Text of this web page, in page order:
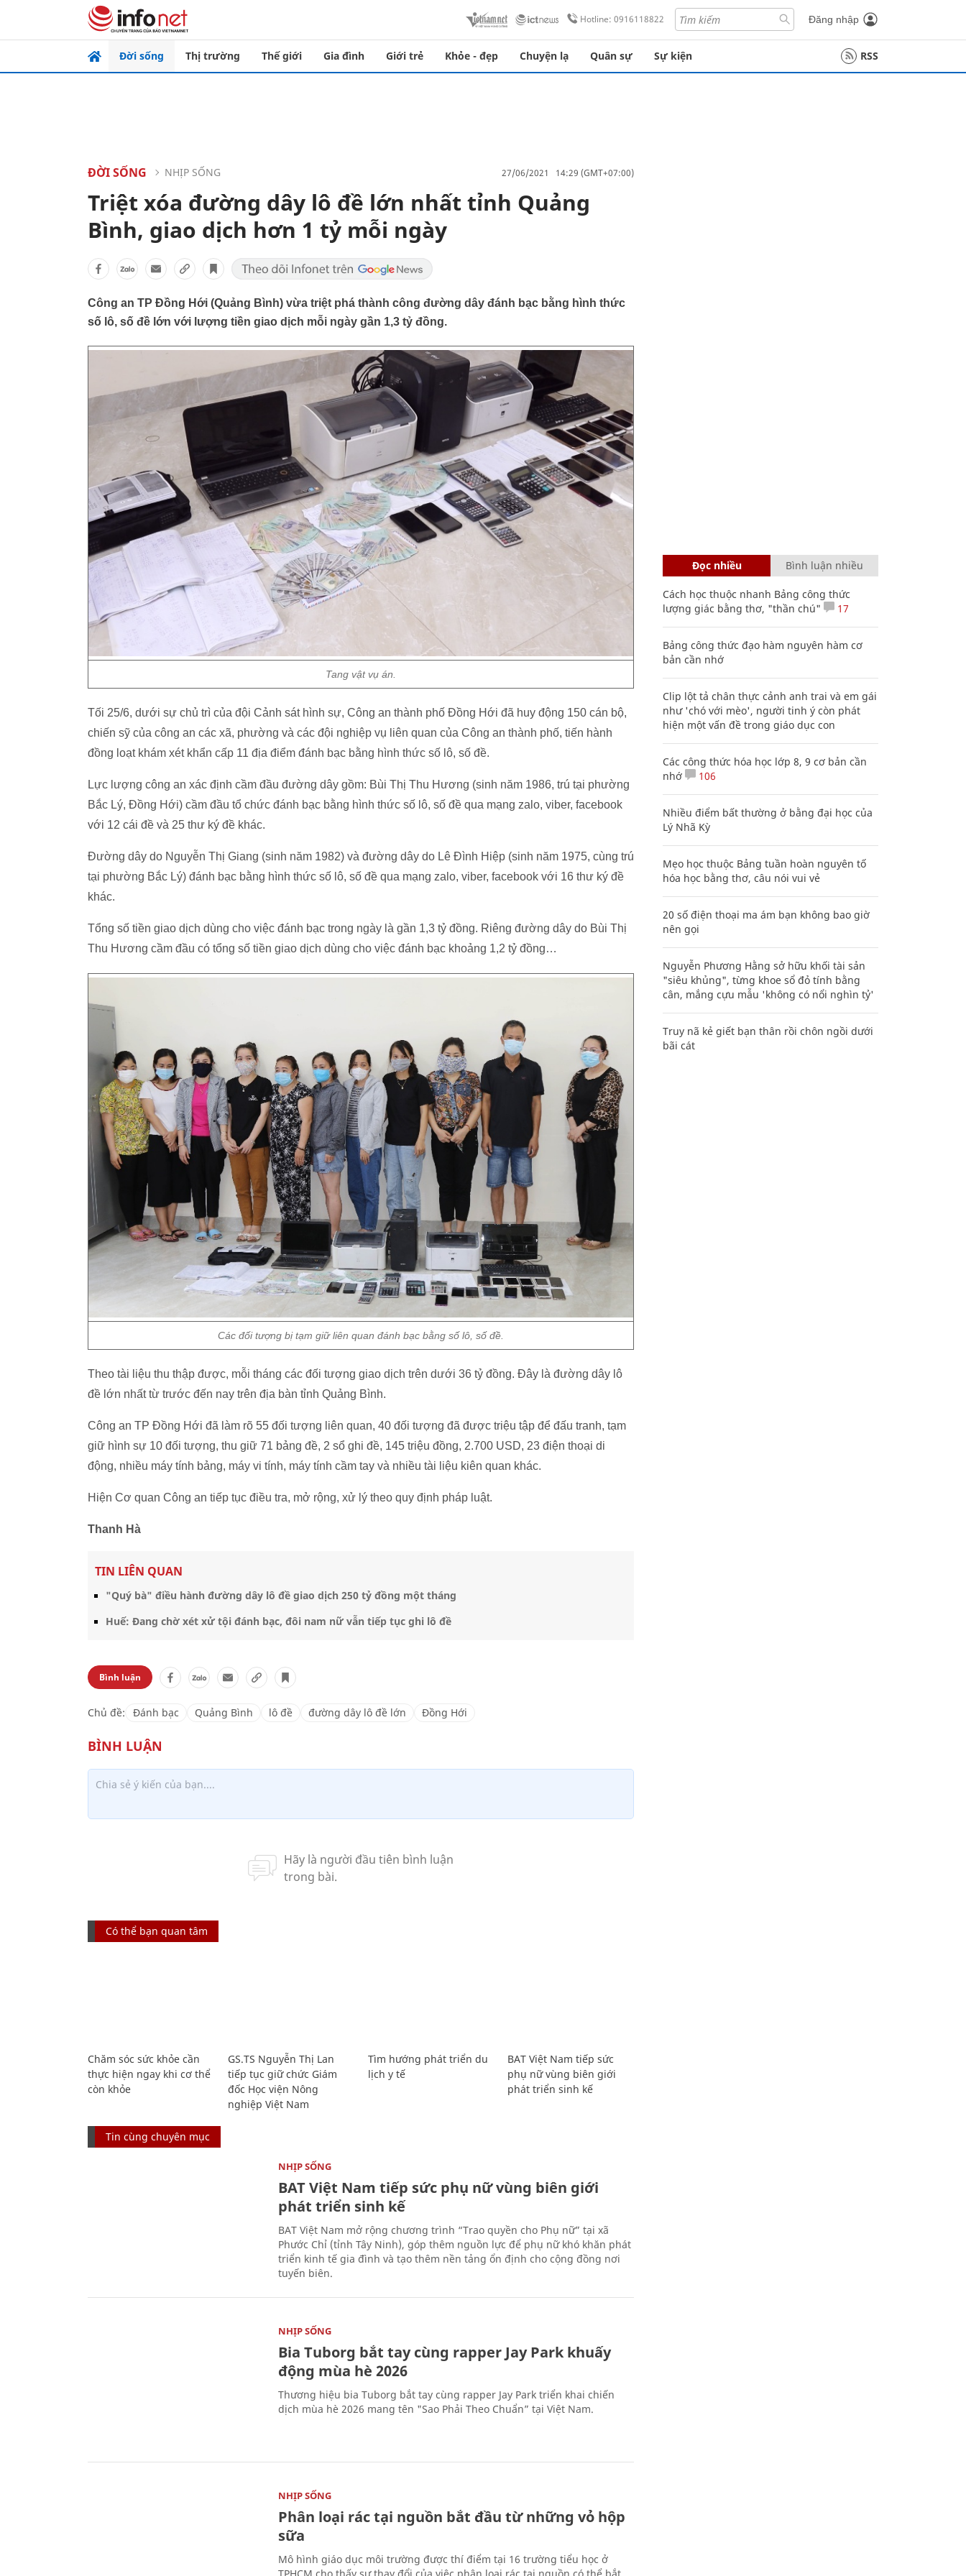
Hotline: 0916118822 Đăng nhập
Đời sống Thị trường Thế giới Gia đình Giới trẻ Khỏe - đẹp Chuyện lạ Quân sự Sự kiện RSS
ĐỜI SỐNG NHỊP SỐNG 27/06/2021 14:29 (GMT+07:00)
Triệt xóa đường dây lô đề lớn nhất tỉnh Quảng
Bình, giao dịch hơn 1 tỷ mỗi ngày
Công an TP Đồng Hới (Quảng Bình) vừa triệt phá thành công đường dây đánh bạc bằng hình thức
số lô, số đề lớn với lượng tiền giao dịch mỗi ngày gần 1,3 tỷ đồng.
Tang vật vụ án.
Tối 25/6, dưới sự chủ trì của đội Cảnh sát hình sự, Công an thành phố Đồng Hới đã huy động 150 cán bộ,
chiến sỹ của công an các xã, phường và các đội nghiệp vụ liên quan của Công an thành phố, tiến hành
đồng loạt khám xét khẩn cấp 11 địa điểm đánh bạc bằng hình thức số lô, số đề.
Lực lượng công an xác định cầm đầu đường dây gồm: Bùi Thị Thu Hương (sinh năm 1986, trú tại phường
Bắc Lý, Đồng Hới) cầm đầu tổ chức đánh bạc bằng hình thức số lô, số đề qua mạng zalo, viber, facebook
với 12 cái đề và 25 thư ký đề khác.
Đường dây do Nguyễn Thị Giang (sinh năm 1982) và đường dây do Lê Đình Hiệp (sinh năm 1975, cùng trú
tại phường Bắc Lý) đánh bạc bằng hình thức số lô, số đề qua mạng zalo, viber, facebook với 16 thư ký đề
khác.
Tổng số tiền giao dịch dùng cho việc đánh bạc trong ngày là gần 1,3 tỷ đồng. Riêng đường dây do Bùi Thị
Thu Hương cầm đầu có tổng số tiền giao dịch dùng cho việc đánh bạc khoảng 1,2 tỷ đồng…
Các đối tượng bị tạm giữ liên quan đánh bạc bằng số lô, số đề.
Theo tài liệu thu thập được, mỗi tháng các đối tượng giao dịch trên dưới 36 tỷ đồng. Đây là đường dây lô
đề lớn nhất từ trước đến nay trên địa bàn tỉnh Quảng Bình.
Công an TP Đồng Hới đã làm rõ 55 đối tượng liên quan, 40 đối tượng đã được triệu tập để đấu tranh, tạm
giữ hình sự 10 đối tượng, thu giữ 71 bảng đề, 2 sổ ghi đề, 145 triệu đồng, 2.700 USD, 23 điện thoại di
động, nhiều máy tính bảng, máy vi tính, máy tính cầm tay và nhiều tài liệu kiên quan khác.
Hiện Cơ quan Công an tiếp tục điều tra, mở rộng, xử lý theo quy định pháp luật.
Thanh Hà
TIN LIÊN QUAN
"Quý bà" điều hành đường dây lô đề giao dịch 250 tỷ đồng một tháng
Huế: Đang chờ xét xử tội đánh bạc, đôi nam nữ vẫn tiếp tục ghi lô đề
Bình luận
Chủ đề: Đánh bạc Quảng Bình lô đề đường dây lô đề lớn Đồng Hới
Có thể bạn quan tâm
Chăm sóc sức khỏe cần
thực hiện ngay khi cơ thể
còn khỏe
GS.TS Nguyễn Thị Lan
tiếp tục giữ chức Giám
đốc Học viện Nông
nghiệp Việt Nam
Tìm hướng phát triển du
lịch y tế
BAT Việt Nam tiếp sức
phụ nữ vùng biên giới
phát triển sinh kế
Tin cùng chuyên mục
NHỊP SỐNG
BAT Việt Nam tiếp sức phụ nữ vùng biên giới
phát triển sinh kế
BAT Việt Nam mở rộng chương trình “Trao quyền cho Phụ nữ” tại xã
Phước Chỉ (tỉnh Tây Ninh), góp thêm nguồn lực để phụ nữ khó khăn phát
triển kinh tế gia đình và tạo thêm nền tảng ổn định cho cộng đồng nơi
tuyến biên.
NHỊP SỐNG
Bia Tuborg bắt tay cùng rapper Jay Park khuấy
động mùa hè 2026
Thương hiệu bia Tuborg bắt tay cùng rapper Jay Park triển khai chiến
dịch mùa hè 2026 mang tên "Sao Phải Theo Chuẩn” tại Việt Nam.
NHỊP SỐNG
Phân loại rác tại nguồn bắt đầu từ những vỏ hộp
sữa
Mô hình giáo dục môi trường được thí điểm tại 16 trường tiểu học ở
Đọc nhiều Bình luận nhiều
Cách học thuộc nhanh Bảng công thức
lượng giác bằng thơ, "thần chú"
17
Bảng công thức đạo hàm nguyên hàm cơ
bản cần nhớ
Clip lột tả chân thực cảnh anh trai và em gái
như 'chó với mèo', người tinh ý còn phát
hiện một vấn đề trong giáo dục con
Các công thức hóa học lớp 8, 9 cơ bản cần
nhớ
106
Nhiều điểm bất thường ở bằng đại học của
Lý Nhã Kỳ
Mẹo học thuộc Bảng tuần hoàn nguyên tố
hóa học bằng thơ, câu nói vui vẻ
20 số điện thoại ma ám bạn không bao giờ
nên gọi
Nguyễn Phương Hằng sở hữu khối tài sản
"siêu khủng", từng khoe sổ đỏ tính bằng
cân, mắng cựu mẫu 'không có nổi nghìn tỷ'
Truy nã kẻ giết bạn thân rồi chôn ngồi dưới
bãi cát